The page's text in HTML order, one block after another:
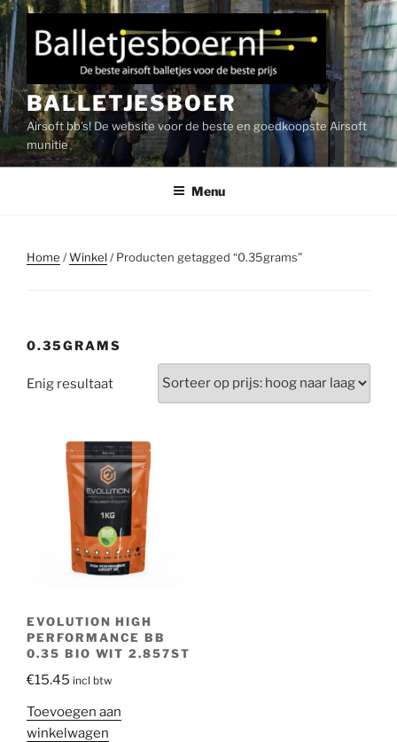
Ga
naar
de
inhoud
BALLETJESBOER
Airsoft bb's! De website voor de beste en goedkoopste Airsoft
munitie
Menu
Home /Winkel/ Producten getagged “0.35grams”
0.35GRAMS
Enig resultaat
EVOLUTION HIGH
PERFORMANCE BB
0.35 BIO WIT 2.857ST
€15.45 incl btw
Toevoegen aan
winkelwagen